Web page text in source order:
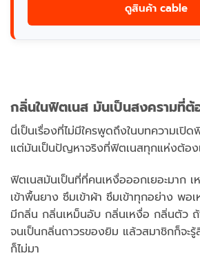
ดูสินค้า cable
กลิ่นในฟิตเนส มันเป็นสงครามที่
นี่เป็นเรื่องที่ไม่มีใครพูดถึงในบทความเปิด
แต่มันเป็นปัญหาจริงที่ฟิตเนสทุกแห่งต้อง
ฟิตเนสมันเป็นที่ที่คนเหงื่อออกเยอะมาก เ
เข้าพื้นยาง ซึมเข้าผ้า ซึมเข้าทุกอย่าง พอ
มีกลิ่น กลิ่นเหม็นอับ กลิ่นเหงื่อ กลิ่นตัว ถ้
จนเป็นกลิ่นถาวรของยิม แล้วสมาชิกก็จะ
ก็ไม่มา